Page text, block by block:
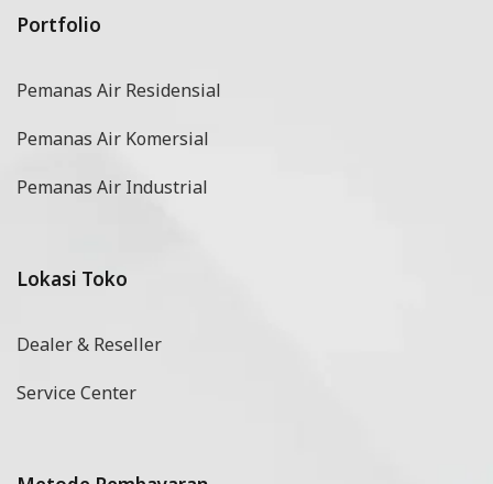
Portfolio
Pemanas Air Residensial
Pemanas Air Komersial
Pemanas Air Industrial
Lokasi Toko
Dealer & Reseller
Service Center